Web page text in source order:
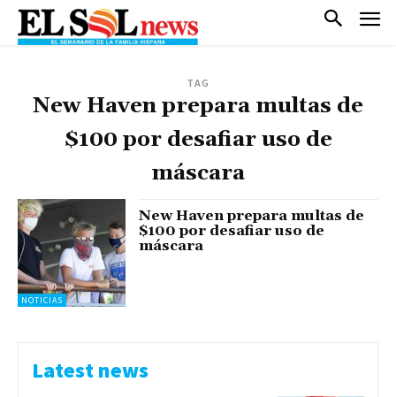
TAG
New Haven prepara multas de
$100 por desafiar uso de
máscara
NOTICIAS
New Haven prepara multas de
$100 por desafiar uso de
máscara
Latest news